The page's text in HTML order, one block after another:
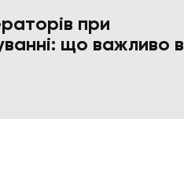
при
що важливо в